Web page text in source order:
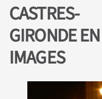
CASTRES-
GIRONDE EN
IMAGES